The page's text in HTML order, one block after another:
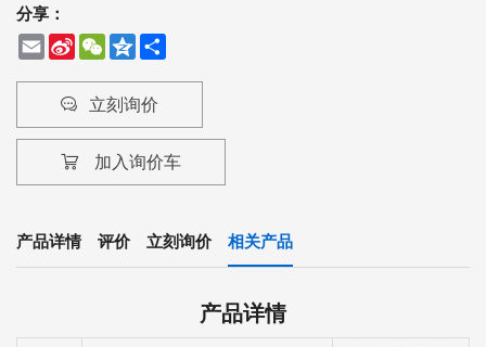
分享：
EmailSina
Weibo
WeChat
QzoneShare
立刻询价
加入询价车
产品详情 评价 立刻询价 相关产品
产品详情